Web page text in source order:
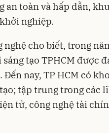
an toàn và hấp dẫn,
nghiệp.
nghệ cho biết, trong
tạo TPHCM được
nay, TP HCM có
tập trung trong các
tử, công nghệ tài